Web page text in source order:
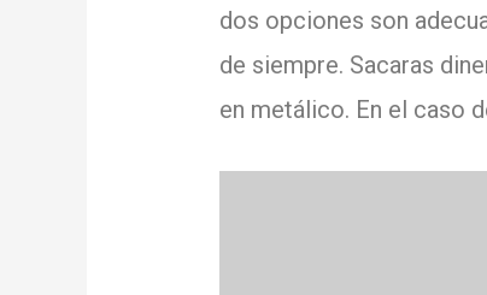
dos opciones son
de siempre. Sacaras
en metálico. En el caso